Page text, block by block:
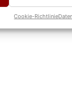
Cookie-Richtlinie